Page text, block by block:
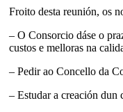
Froito desta reunión, os
– O Consorcio dáse o
custos e melloras na
– Pedir ao Concello da
– Estudar a creación dun